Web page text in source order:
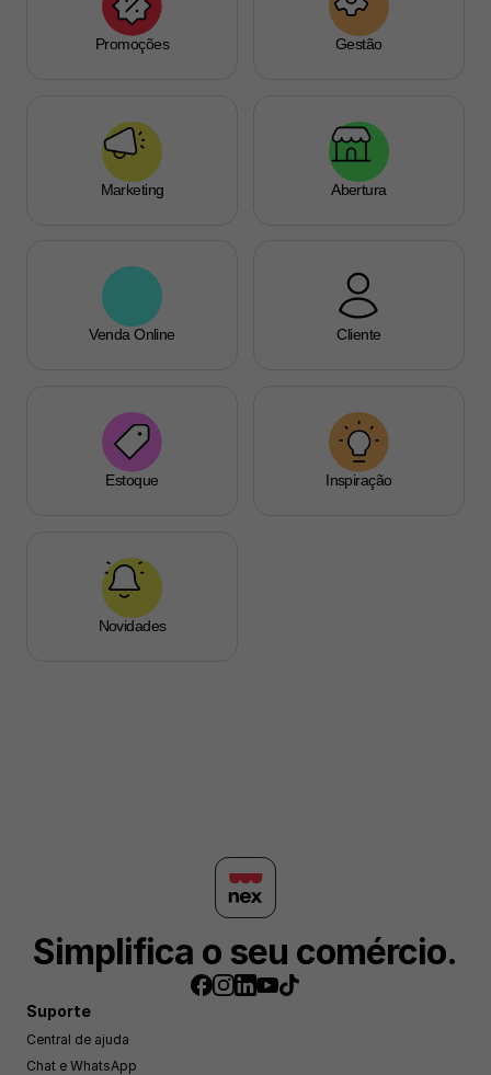
Promoções Gestão
Marketing Abertura
Venda Online Cliente
Estoque Inspiração
Novidades
Simplifica o seu comércio.
Suporte
Central de ajuda
Chat e WhatsApp